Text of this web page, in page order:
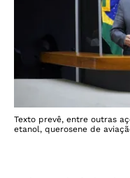
Texto prevê, entre outras
etanol, querosene de